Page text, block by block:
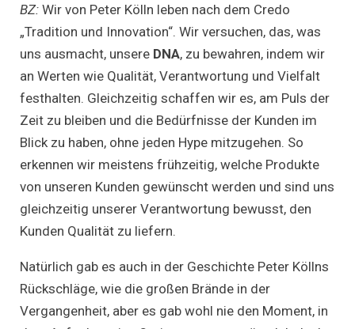
BZ: Wir von Peter Kölln leben nach dem Credo
„Tradition und Innovation“. Wir versuchen, das, was
uns ausmacht, unsere DNA, zu bewahren, indem wir
an Werten wie Qualität, Verantwortung und Vielfalt
festhalten. Gleichzeitig schaffen wir es, am Puls der
Zeit zu bleiben und die Bedürfnisse der Kunden im
Blick zu haben, ohne jeden Hype mitzugehen. So
erkennen wir meistens frühzeitig, welche Produkte
von unseren Kunden gewünscht werden und sind uns
gleichzeitig unserer Verantwortung bewusst, den
Kunden Qualität zu liefern.
Natürlich gab es auch in der Geschichte Peter Köllns
Rückschläge, wie die großen Brände in der
Vergangenheit, aber es gab wohl nie den Moment, in